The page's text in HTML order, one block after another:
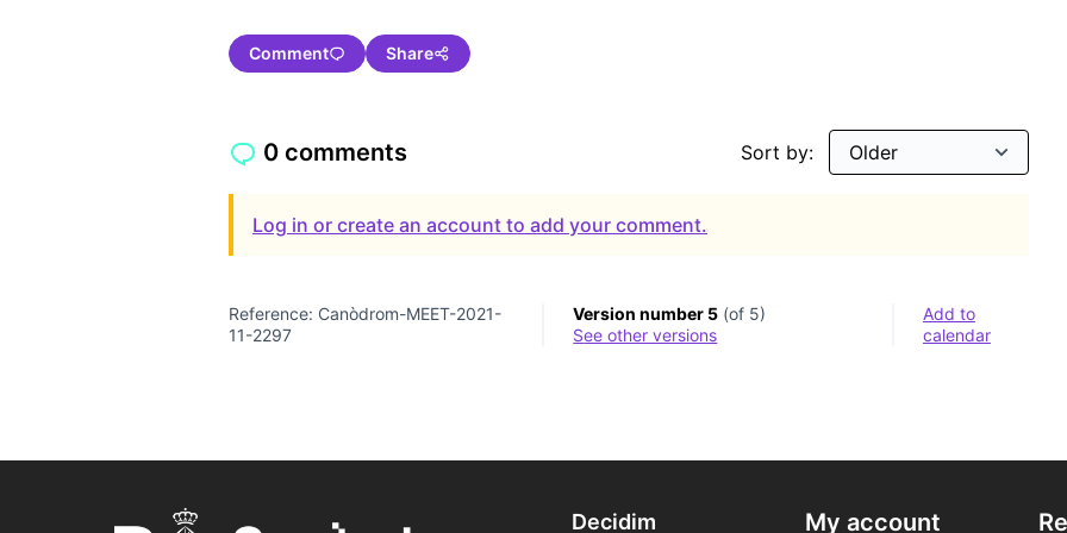
Comment Share
0 comments Sort by:
Log in or create an account to add your comment.
Reference: Canòdrom-MEET-2021-
11-2297
Version number 5 (of 5)
see other versions
Add to
calendar
Decidim My account